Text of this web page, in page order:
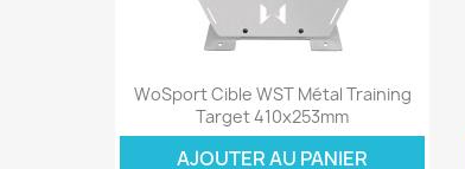
Aperçu rapide
WoSport Cible WST Métal Training
Target 410x253mm
AJOUTER AU PANIER